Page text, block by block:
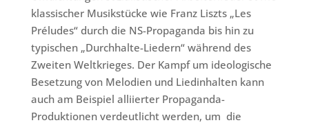
klassischer Musikstücke wie Franz Liszts „Les
Préludes“ durch die NS-Propaganda bis hin zu
typischen „Durchhalte-Liedern“ während des
Zweiten Weltkrieges. Der Kampf um ideologische
Besetzung von Melodien und Liedinhalten kann
auch am Beispiel alliierter Propaganda-
Produktionen verdeutlicht werden, um die